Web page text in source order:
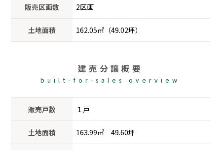
販売区画数 2区画
土地面積 162.05㎡（49.02坪）
建売分譲概要
built-for-sales overview
販売戸数 １戸
土地面積 163.99㎡ 49.60坪